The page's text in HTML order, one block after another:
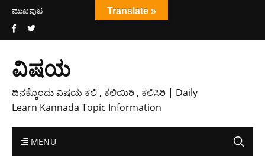
ಮುಖಪುಟ
ವಿಷಯ
ದಿನಕ್ಕೊಂದು ವಿಷಯ ಕಲಿ , ಕಲಿಯಿರಿ , ಕಲಿಸಿರಿ | Daily
Learn Kannada Topic Information
MENU
Translate »